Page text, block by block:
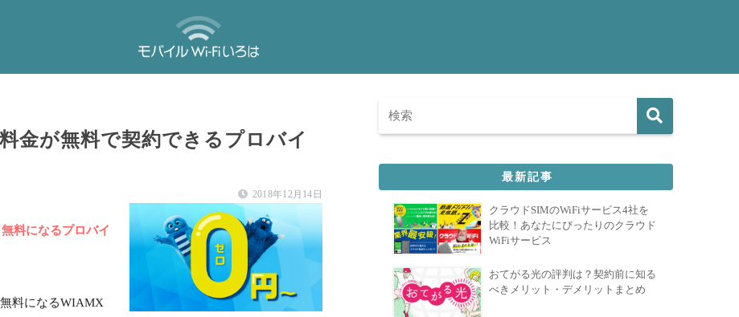
金が無料で契約できるプロバイ
2018年12月14日
料になるプロバイ
料になるWIAMX
最新記事
クラウドSIMのWiFiサービス4社を
比較！あなたにぴったりのクラウド
WiFiサービス
おてがる光の評判は？契約前に知る
べきメリット・デメリットまとめ